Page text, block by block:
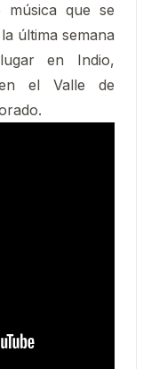
que se
última semana
en Indio,
el Valle de